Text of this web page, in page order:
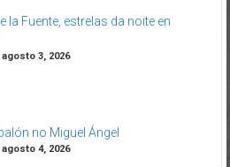
la Fuente, estrelas da noite en
3, 2026
no Miguel Ángel
4, 2026